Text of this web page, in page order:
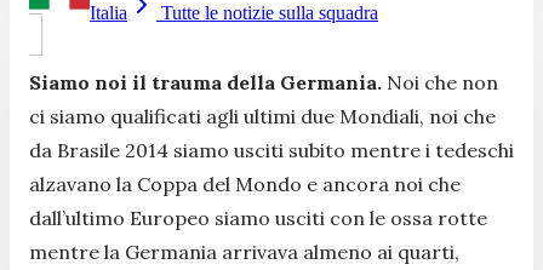
Italia Tutte le notizie sulla squadra
Siamo noi il trauma della Germania. Noi che non
ci siamo qualificati agli ultimi due Mondiali, noi che
da Brasile 2014 siamo usciti subito mentre i tedeschi
alzavano la Coppa del Mondo e ancora noi che
dall’ultimo Europeo siamo usciti con le ossa rotte
mentre la Germania arrivava almeno ai quarti,